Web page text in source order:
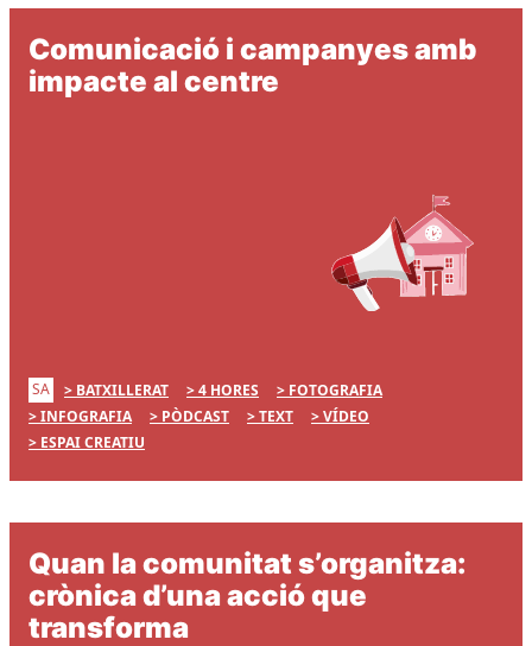
Comunicació i campanyes amb
impacte al centre
SA BATXILLERAT 4 HORES
FOTOGRAFIA
INFOGRAFIA
PÒDCAST TEXT
VÍDEO
ESPAI CREATIU
Quan la comunitat s’organitza:
crònica d’una acció que
transforma